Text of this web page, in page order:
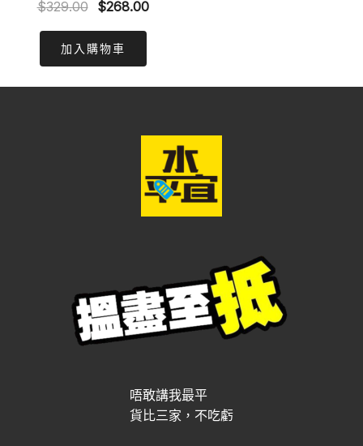
$329.00
Original
was:
$329.00.
$268.00Current
加入購物車
唔敢講我最平
貨比三家，不吃虧